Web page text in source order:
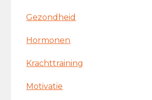
Gezondheid
Hormonen
Krachttraining
Motivatie